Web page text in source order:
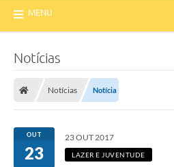
MENU
Notícias
Notícias Notícia
OUT
23
23 OUT 2017
LAZER E JUVENTUDE